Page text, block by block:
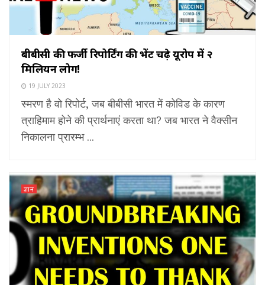
बीबीसी की फर्जी रिपोर्टिंग की भेंट चढ़े यूरोप में २
मिलियन लोग!
19 JULY 2023
स्मरण है वो रिपोर्ट, जब बीबीसी भारत में कोविड के कारण
त्राहिमाम होने की प्रार्थनाएं करता था? जब भारत ने वैक्सीन
निकालना प्रारम्भ ...
ज्ञान